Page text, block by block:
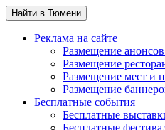
Найти в Тюмени
Реклама на сайте
Размещение
Размещение
Размещение мест и
Размещение
Бесплатные события
Бесплатные
Бесплатные